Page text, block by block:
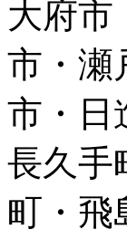
大府市
市・瀬
市・日
長久手
町・飛